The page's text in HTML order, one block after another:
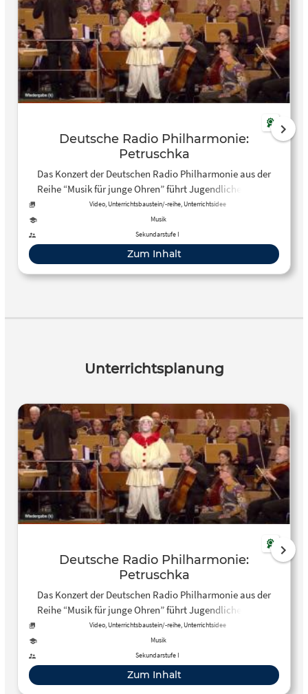
Deutsche Radio Philharmonie:
Petruschka
Das Konzert der Deutschen Radio Philharmonie aus der
Reihe “Musik für junge Ohren” führt Jugendliche in Igor
Strawinskys Ballettmusik “Petruschka” ein.
Video, Unterrichtsbaustein/-reihe, Unterrichtsidee
Musik
Sekundarstufe I
Zum Inhalt
Unterrichtsplanung
Deutsche Radio Philharmonie:
Petruschka
Das Konzert der Deutschen Radio Philharmonie aus der
Reihe “Musik für junge Ohren” führt Jugendliche in Igor
Strawinskys Ballettmusik “Petruschka” ein.
Video, Unterrichtsbaustein/-reihe, Unterrichtsidee
Musik
Sekundarstufe I
Zum Inhalt